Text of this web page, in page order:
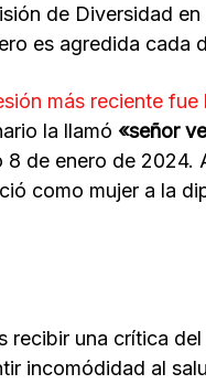
de Diversidad
es agredida cada
más reciente
la llamó «señor
8 de enero de 2024.
como mujer a la
recibir una crítica
incomódidad al